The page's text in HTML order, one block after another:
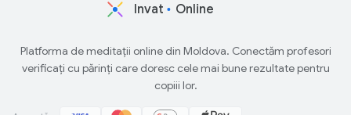
Invat Online
Platforma de meditații online din Moldova. Conectăm profesori
verificați cu părinți care doresc cele mai bune rezultate pentru
copiii lor.